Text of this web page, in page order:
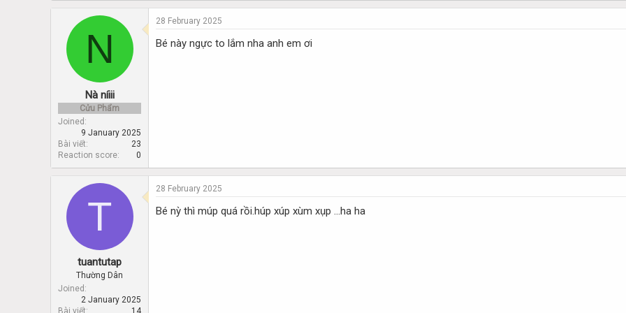
N
Nà níiii
Cửu Phẩm
Joined
9 January 2025
Bài viết
23
Reaction score
0
28 February 2025
Bé này ngực to lắm nha anh em ơi
T
tuantutap
Thường Dân
Joined
2 January 2025
Bài viết
14
28 February 2025
Bé nỳ thì múp quá rồi.húp xúp xùm xụp ...ha ha